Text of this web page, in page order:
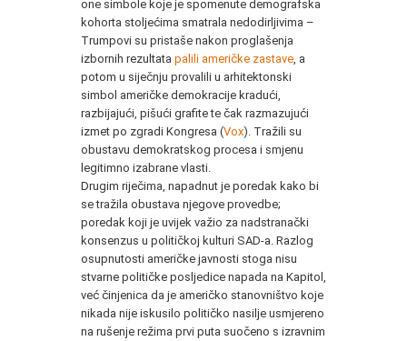
one simbole koje je spomenute demografska
kohorta stoljećima smatrala nedodirljivima –
Trumpovi su pristaše nakon proglašenja
izbornih rezultata palili američke zastave , a
potom u siječnju provalili u arhitektonski
simbol američke demokracije kradući,
razbijajući, pišući grafite te čak razmazujući
izmet po zgradi Kongresa (Vox). Tražili su
obustavu demokratskog procesa i smjenu
legitimno izabrane vlasti.
Drugim riječima, napadnut je poredak kako bi
se tražila obustava njegove provedbe;
poredak koji je uvijek važio za nadstranački
konsenzus u političkoj kulturi SAD-a. Razlog
osupnutosti američke javnosti stoga nisu
stvarne političke posljedice napada na Kapitol,
već činjenica da je američko stanovništvo koje
nikada nije iskusilo političko nasilje usmjereno
na rušenje režima prvi puta suočeno s izravnim